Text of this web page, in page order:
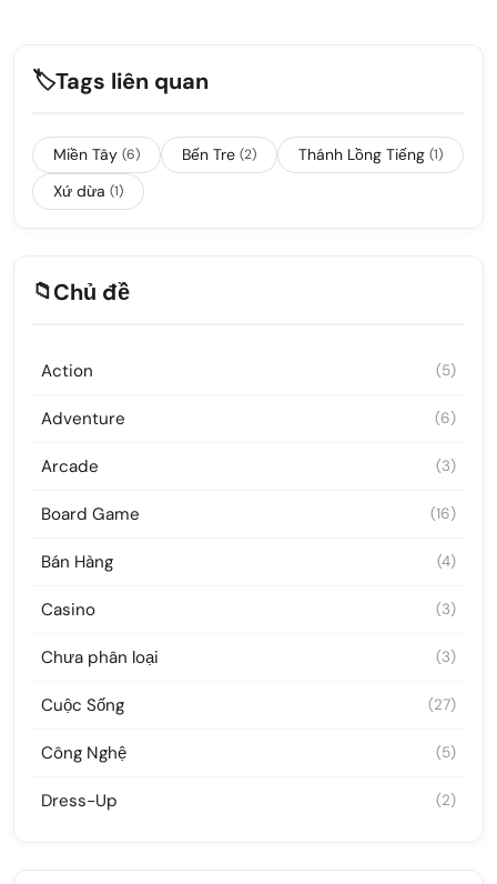
🏷️Tags liên quan
Miền Tây (6) Bến Tre (2) Thánh Lồng Tiếng (1)
Xứ dừa (1)
📁Chủ đề
Action (5)
Adventure (6)
Arcade (3)
Board Game (16)
Bán Hàng (4)
Casino (3)
Chưa phân loại (3)
Cuộc Sống (27)
Công Nghệ (5)
Dress-Up (2)